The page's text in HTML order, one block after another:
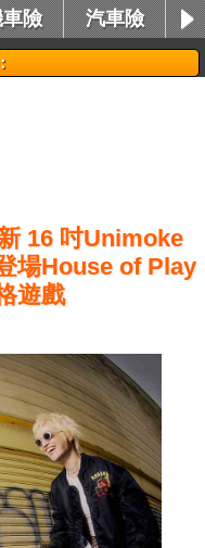
險
汽車險
16 吋Unimoke
場House of Play
遊戲